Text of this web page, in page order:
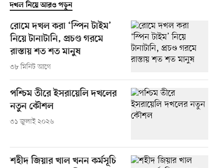
দখল নিয়ে আরও পড়ুন
রোমে দখল করা ‘স্পিন টাইম’
নিয়ে টানাটানি, প্রচণ্ড গরমে
রাস্তায় শত শত মানুষ
৩৮ মিনিট আগে
পশ্চিম তীরে ইসরায়েলি দখলের
নতুন কৌশল
৩১ জুলাই ২০২৬
শহীদ জিয়ার খাল খনন কর্মসূচি